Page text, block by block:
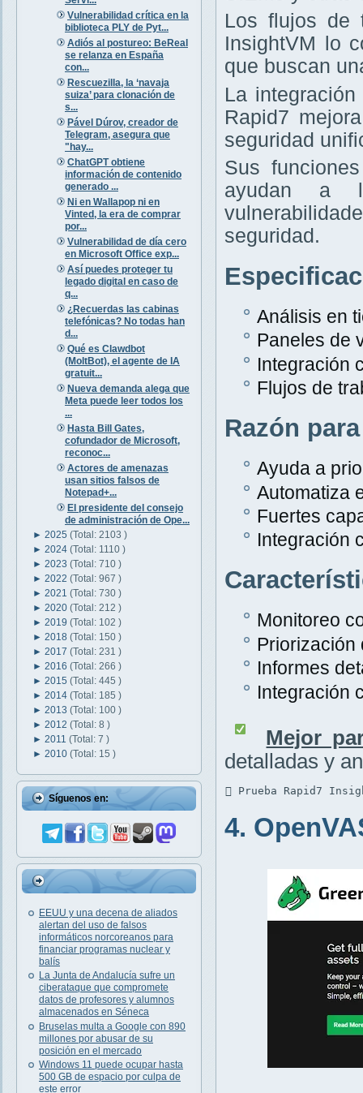
Vulnerabilidad crítica en la
biblioteca PLY de Pyt...
Adiós al postureo: BeReal
se relanza en España
con...
Rescuezilla, la ‘navaja
suiza’ para clonación de
s...
Pável Dúrov, creador de
Telegram, asegura que
"hay...
ChatGPT obtiene
información de contenido
generado ...
Ni en Wallapop ni en
Vinted, la era de comprar
por...
Vulnerabilidad de día cero
en Microsoft Office exp...
Así puedes proteger tu
legado digital en caso de
q...
¿Recuerdas las cabinas
telefónicas? No todas han
d...
Qué es Clawdbot
(MoltBot), el agente de IA
gratuit...
Nueva demanda alega que
Meta puede leer todos los
...
Hasta Bill Gates,
cofundador de Microsoft,
reconoc...
Actores de amenazas
usan sitios falsos de
Notepad+...
El presidente del consejo
de administración de Ope...
► 2025 (Total: 2103 )
► 2024 (Total: 1110 )
► 2023 (Total: 710 )
► 2022 (Total: 967 )
► 2021 (Total: 730 )
► 2020 (Total: 212 )
► 2019 (Total: 102 )
► 2018 (Total: 150 )
► 2017 (Total: 231 )
► 2016 (Total: 266 )
► 2015 (Total: 445 )
► 2014 (Total: 185 )
► 2013 (Total: 100 )
► 2012 (Total: 8 )
► 2011 (Total: 7 )
► 2010 (Total: 15 )
Síguenos en:
EEUU y una decena de aliados
alertan del uso de falsos
informáticos norcoreanos para
financiar programas nuclear y
balís
La Junta de Andalucía sufre un
ciberataque que compromete
datos de profesores y alumnos
almacenados en Séneca
Bruselas multa a Google con 890
millones por abusar de su
posición en el mercado
Windows 11 puede ocupar hasta
500 GB de espacio por culpa de
este error
Los flujos de
InsightVM lo
que buscan
La
Rapid7
seguridad
Sus
ayudan a
seguridad.
Análisis en
Paneles de
Integración
Flujos de
Razón
Ayuda a
Automatiza
Fuertes
Integración
Monitoreo
Priorización
Informes
Integración
Mejor
detalladas y
 Prueba Rapid7
4.